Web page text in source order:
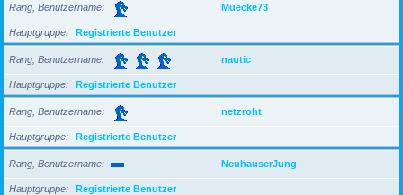
Rang, Benutzername Muecke73
Hauptgruppe Registrierte Benutzer
Rang, Benutzername nautic
Hauptgruppe Registrierte Benutzer
Rang, Benutzername netzroht
Hauptgruppe Registrierte Benutzer
Rang, Benutzername NeuhauserJung
Hauptgruppe Registrierte Benutzer